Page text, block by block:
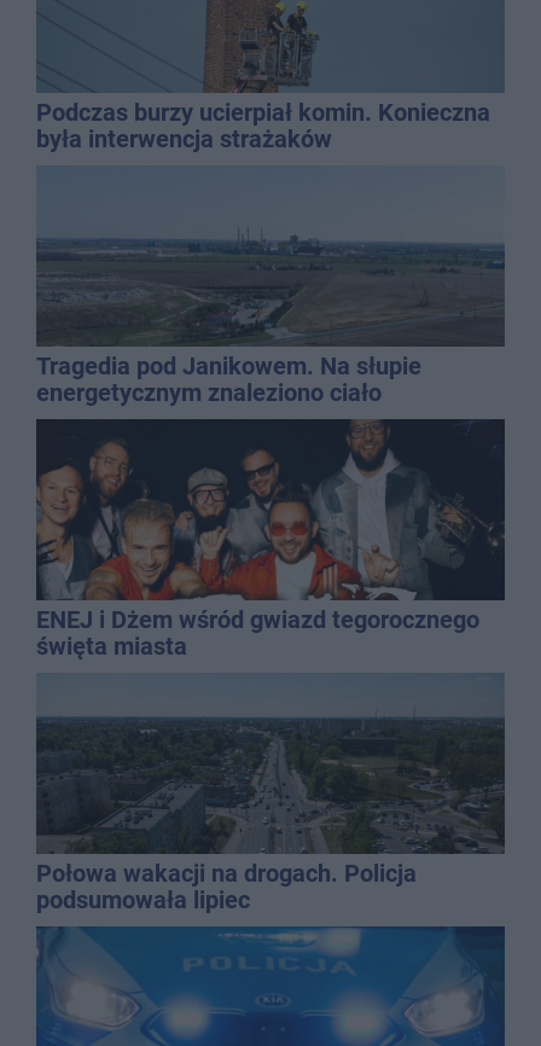
Podczas burzy ucierpiał komin. Konieczna
była interwencja strażaków
Tragedia pod Janikowem. Na słupie
energetycznym znaleziono ciało
mężczyzny
ENEJ i Dżem wśród gwiazd tegorocznego
święta miasta
Połowa wakacji na drogach. Policja
podsumowała lipiec